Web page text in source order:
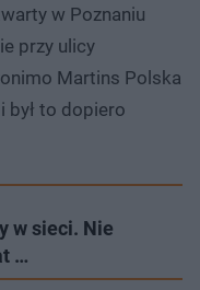
w Poznaniu
przy ulicy
Martins Polska
był to dopiero
w sieci. Nie
…